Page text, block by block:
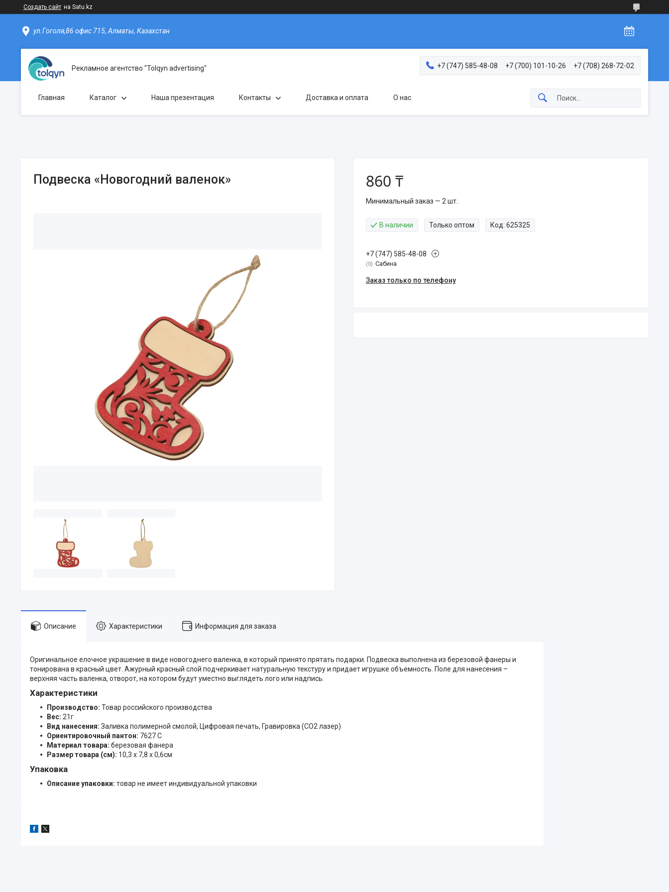
Создать сайт на Satu.kz
ул.Гоголя,86 офис 715, Алматы, Казахстан
Рекламное агентство "Tolqyn advertising" +7 (747) 585-48-08 +7 (700) 101-10-26 +7 (708) 268-72-02
Главная Каталог Наша презентация Контакты Доставка и оплата О нас
Подвеска «Новогодний валенок» 860 ₸
Минимальный заказ — 2 шт.
В наличии Только оптом Код: 625325
+7 (747) 585-48-08
0 Сабина
Заказ только по телефону
Описание Характеристики Информация для заказа
Оригинальное елочное украшение в виде новогоднего валенка, в который принято прятать подарки. Подвеска выполнена из березовой фанеры и
тонирована в красный цвет. Ажурный красный слой подчеркивает натуральную текстуру и придает игрушке объемность. Поле для нанесения –
верхняя часть валенка, отворот, на котором будут уместно выглядеть лого или надпись.
Характеристики
Производство: Товар российского производства
Вес: 21г
Вид нанесения: Заливка полимерной смолой, Цифровая печать, Гравировка (CO2 лазер)
Ориентировочный пантон: 7627 C
Материал товара: березовая фанера
Размер товара (см): 10,3 х 7,8 х 0,6см
Упаковка
Описание упаковки: товар не имеет индивидуальной упаковки